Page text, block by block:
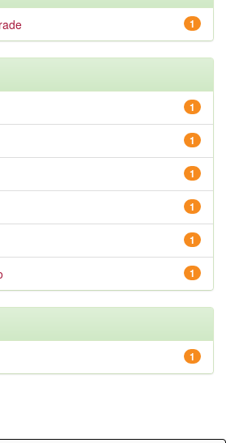
1
1
1
1
1
1
1
1